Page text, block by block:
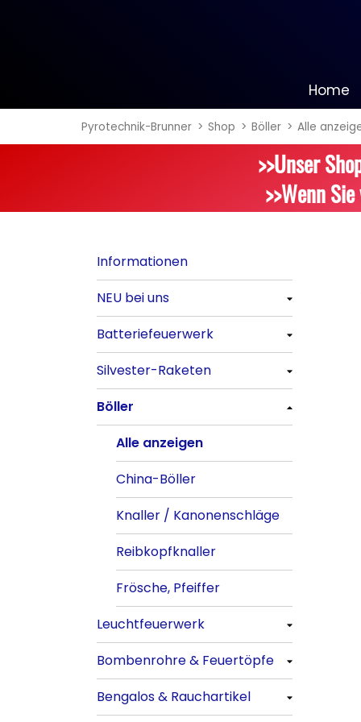
Home
Alle anzeigen
Alle anzeigen
Böller
Alle anzeigen
China-Böller
Knaller / Kanonenschläge
Reibkopfknaller
Frösche, Pfeiffer
Leuchtfeuerwerk
Alle anzeigen
Vulkane
Fontänen
Sonnen
Feuervögel
Römische Lichter
Pyrotechnik-Brunner Shop Böller Alle
>>Unser
>>Wenn
Informationen
NEU bei uns
Alle anzeigen
Batteriefeuerwerk
Alle anzeigen
Silvester-Raketen
Alle anzeigen
Böller
Alle anzeigen
China-Böller
Knaller / Kanonenschläge
Reibkopfknaller
Frösche, Pfeiffer
Leuchtfeuerwerk
Alle anzeigen
Vulkane
Bombenrohre & Feuertöpfe
Alle anzeigen
Bengalos & Rauchartikel